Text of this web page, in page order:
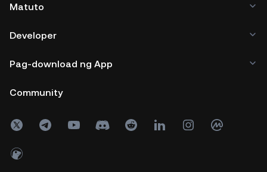
Matuto
Developer
Pag-download ng App
Community